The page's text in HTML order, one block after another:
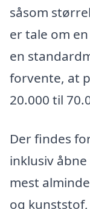
såsom
er tale om
en
forvente, at
20.000 til
Der findes
inklusiv
mest
og